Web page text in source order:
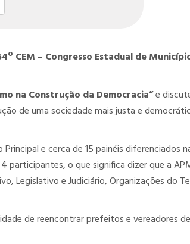
CEM – Congresso Estadual de
na Construção da Democracia”e
de uma sociedade mais justa e
e cerca de 15 painéis diferenciados
participantes, o que significa dizer que a
Legislativo e Judiciário, Organizações do
de reencontrar prefeitos e vereadores